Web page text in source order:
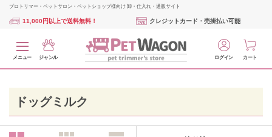
プロトリマー・ペットサロン・ペットショップ様向け 卸・仕入れ・通販サイト
11,000円以上で送料無料！ クレジットカード・売掛払い可能
メニュー ジャンル ログイン カート
ドッグミルク